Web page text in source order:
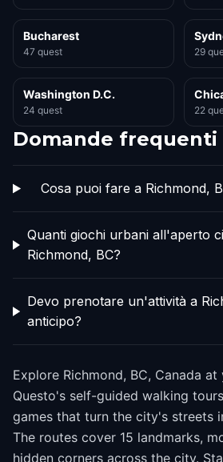
Bucharest
47 quest 29
Washington D.C.
24 quest 22
Domande frequenti
Cosa puoi fare a Richmond,
Quanti giochi urbani all'aperto
Richmond, BC?
Devo prenotare un'attività a
anticipo?
Explore Richmond, BC, Canada
Questo's self-guided walking
games that turn the city's streets
The routes cover 15 landmarks,
hidden corners across the city.